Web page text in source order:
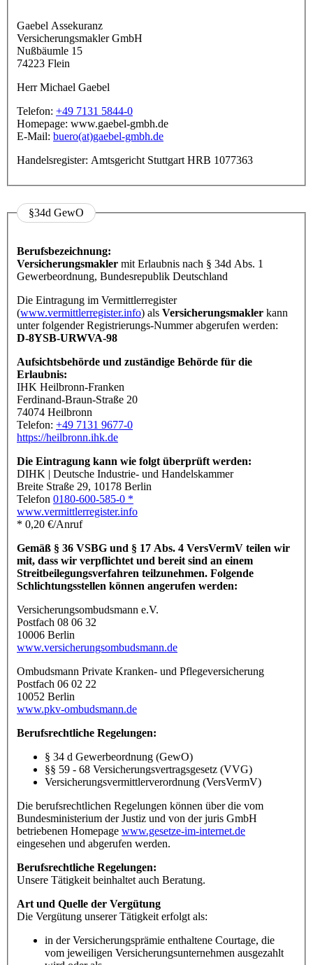
Gaebel Assekuranz
Versicherungsmakler GmbH
Nußbäumle 15
74223 Flein
Herr Michael Gaebel
Telefon: +49 7131 5844-0
Homepage: www.gaebel-gmbh.de
E-Mail: buero(at)gaebel-gmbh.de
Handelsregister: Amtsgericht Stuttgart HRB 1077363
§34d GewO
Berufsbezeichnung:
Versicherungsmakler mit Erlaubnis nach § 34d Abs. 1
Gewerbeordnung, Bundesrepublik Deutschland
Die Eintragung im Vermittlerregister
(www.vermittlerregister.info) als Versicherungsmakler kann
unter folgender Registrierungs-Nummer abgerufen werden:
D-8YSB-URWVA-98
Aufsichtsbehörde und zuständige Behörde für die
Erlaubnis:
IHK Heilbronn-Franken
Ferdinand-Braun-Straße 20
74074 Heilbronn
Telefon: +49 7131 9677-0
https://heilbronn.ihk.de
Die Eintragung kann wie folgt überprüft werden:
DIHK | Deutsche Industrie- und Handelskammer
Breite Straße 29, 10178 Berlin
Telefon 0180-600-585-0 *
www.vermittlerregister.info
* 0,20 €/Anruf
Gemäß § 36 VSBG und § 17 Abs. 4 VersVermV teilen wir
mit, dass wir verpflichtet und bereit sind an einem
Streitbeilegungsverfahren teilzunehmen. Folgende
Schlichtungsstellen können angerufen werden:
Versicherungsombudsmann e.V.
Postfach 08 06 32
10006 Berlin
www.versicherungsombudsmann.de
Ombudsmann Private Kranken- und Pflegeversicherung
Postfach 06 02 22
10052 Berlin
www.pkv-ombudsmann.de
Berufsrechtliche Regelungen:
§ 34 d Gewerbeordnung (GewO)
§§ 59 - 68 Versicherungsvertragsgesetz (VVG)
Versicherungsvermittlerverordnung (VersVermV)
Die berufsrechtlichen Regelungen können über die vom
Bundesministerium der Justiz und von der juris GmbH
betriebenen Homepage www.gesetze-im-internet.de
eingesehen und abgerufen werden.
Berufsrechtliche Regelungen:
Unsere Tätigkeit beinhaltet auch Beratung.
Art und Quelle der Vergütung
Die Vergütung unserer Tätigkeit erfolgt als:
in der Versicherungsprämie enthaltene Courtage, die
vom jeweiligen Versicherungsunternehmen ausgezahlt